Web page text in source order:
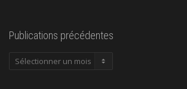
Publications précédentes
Publications